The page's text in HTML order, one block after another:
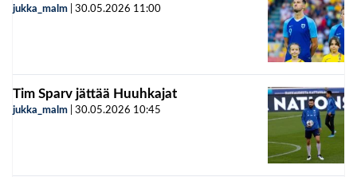
jukka_malm 30.05.2026 11:00
Tim Sparv jättää Huuhkajat
jukka_malm 30.05.2026 10:45